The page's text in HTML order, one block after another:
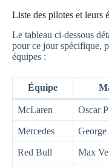
Liste des pilotes et leurs
Le tableau ci-dessous
pour ce jour spécifique,
équipes :
Équipe
McLaren Oscar
Mercedes George
Red Bull Max